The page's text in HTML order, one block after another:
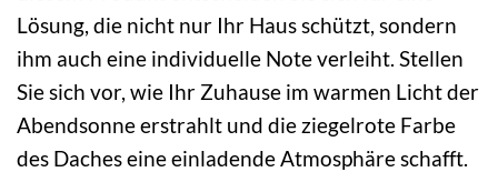
Lösung, die nicht nur Ihr Haus schützt, sondern
ihm auch eine individuelle Note verleiht. Stellen
Sie sich vor, wie Ihr Zuhause im warmen Licht der
Abendsonne erstrahlt und die ziegelrote Farbe
des Daches eine einladende Atmosphäre schafft.